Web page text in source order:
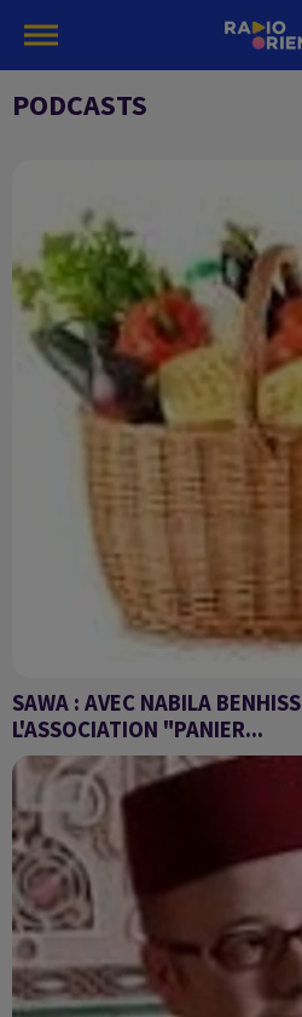
PODCASTS
SAWA : AVEC NABILA
L'ASSOCIATION "PANIER...
Le panier solidaire est très actif
ramadan.